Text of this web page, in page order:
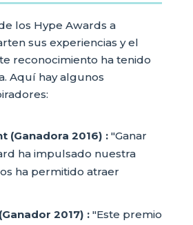
los Hype Awards a
sus experiencias y el
reconocimiento ha tenido
Aquí hay algunos
(Ganadora 2016) :"Ganar
ha impulsado nuestra
ha permitido atraer
2017) :"Este premio